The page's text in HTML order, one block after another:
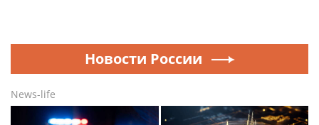
Новости России
News-life